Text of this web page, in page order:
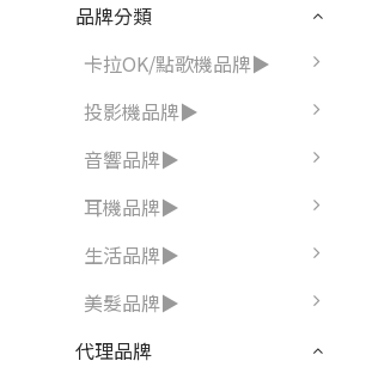
品牌分類
卡拉OK/點歌機品牌▶
投影機品牌▶
音響品牌▶
耳機品牌▶
生活品牌▶
美髮品牌▶
代理品牌